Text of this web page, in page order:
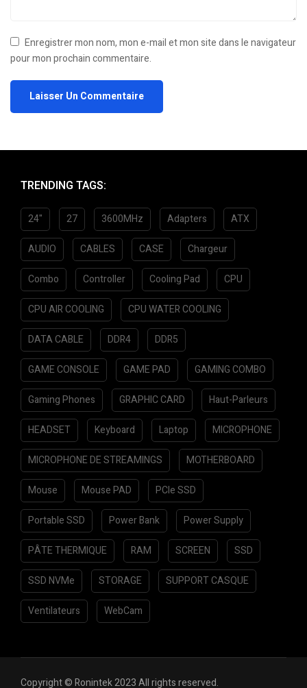
Enregistrer mon nom, mon e-mail et mon site dans le navigateur
pour mon prochain commentaire.
TRENDING TAGS:
24" 27 3600MHz Adapters ATX
AUDIO CABLES CASE Chargeur
Combo Controller Cooling Pad CPU
CPU AIR COOLING CPU WATER COOLING
DATA CABLE DDR4 DDR5
GAME CONSOLE GAME PAD GAMING COMBO
Gaming Phones GRAPHIC CARD Haut-Parleurs
HEADSET Keyboard Laptop MICROPHONE
MICROPHONE DE STREAMINGS MOTHERBOARD
Mouse Mouse PAD PCIe SSD
Portable SSD Power Bank Power Supply
PÂTE THERMIQUE RAM SCREEN SSD
SSD NVMe STORAGE SUPPORT CASQUE
Ventilateurs WebCam
Copyright © Ronintek 2023 All rights reserved.